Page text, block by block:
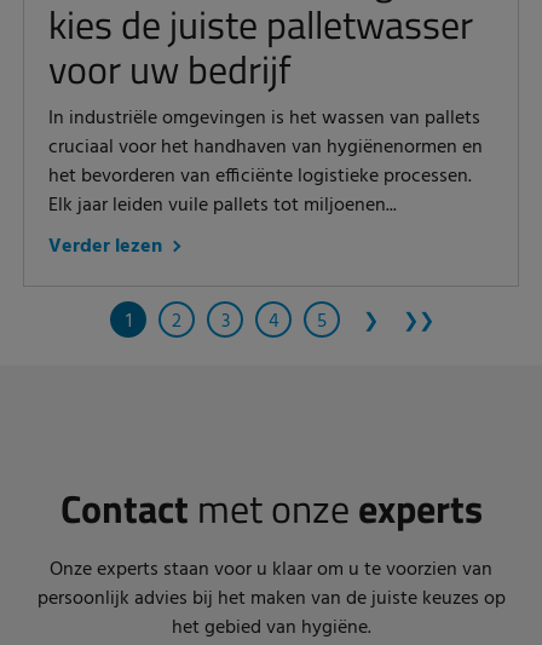
kies de juiste palletwasser
voor uw bedrijf
In industriële omgevingen is het wassen van pallets
cruciaal voor het handhaven van hygiënenormen en
het bevorderen van efficiënte logistieke processen.
Elk jaar leiden vuile pallets tot miljoenen...
Verder lezen
1 2 3 4 5 ❯ ❯❯
Contact met onzeexperts
Onze experts staan voor u klaar om u te voorzien van
persoonlijk advies bij het maken van de juiste keuzes op
het gebied van hygiëne.